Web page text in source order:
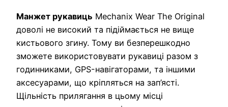
Манжет рукавиць Mechanix Wear The Original
доволі не високий та підіймається не вище
кистьового згину. Тому ви безперешкодно
зможете використовувати рукавиці разом з
годинниками, GPS-навігаторами, та іншими
аксесуарами, що кріпляться на зап’ясті.
Щільність прилягання в цьому місці